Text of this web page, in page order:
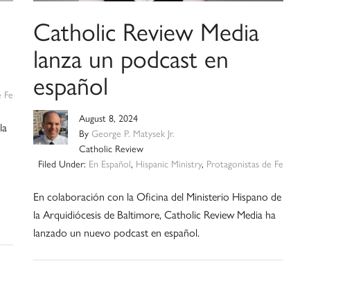
Fe
Catholic Review Media
lanza un podcast en
español
August 8, 2024
ByGeorge P. Matysek Jr.
Catholic Review
Filed Under: En Español, Hispanic Ministry, Protagonistas de Fe
En colaboración con la Oficina del Ministerio Hispano de
la Arquidiócesis de Baltimore, Catholic Review Media ha
lanzado un nuevo podcast en español.